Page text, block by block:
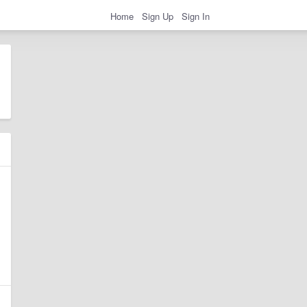
Home Sign Up Sign In